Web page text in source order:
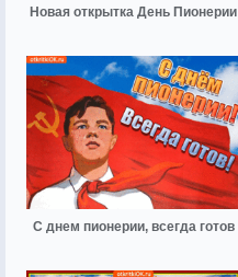
Новая открытка День Пионерии
С днем пионерии, всегда готов